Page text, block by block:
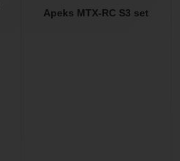
Apeks MTX-RC S3 set